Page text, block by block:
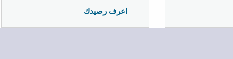
اعرف رصيدك